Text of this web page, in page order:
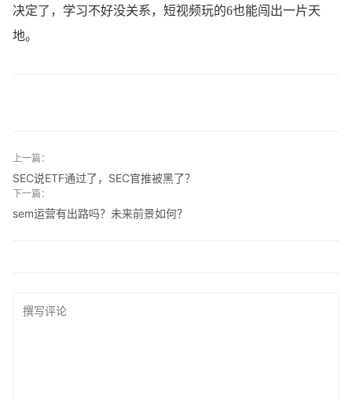
决定了，学习不好没关系，短视频玩的6也能闯出一片天
地。
上一篇：
SEC说ETF通过了，SEC官推被黑了？
下一篇：
sem运营有出路吗？未来前景如何？